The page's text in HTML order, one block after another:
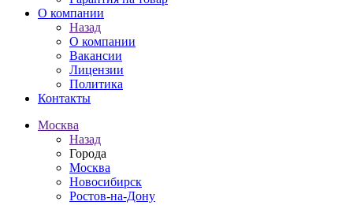
О компании
Назад
О компании
Вакансии
Лицензии
Политика
Контакты
Москва
Назад
Города
Москва
Новосибирск
Ростов-на-Дону